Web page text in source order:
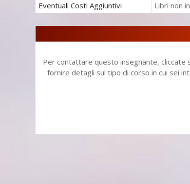
Eventuali Costi Aggiuntivi Libri non
Per contattare questo insegnante, cliccate
fornire detagli sul tipo di corso in cui sei